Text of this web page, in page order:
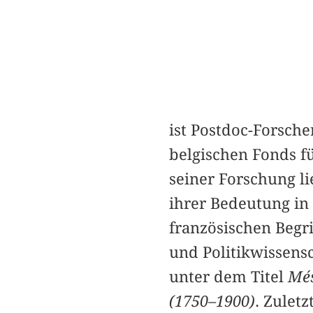
ist Postdoc-
belgischen Fonds
seiner Forschung
ihrer Bedeutung
französischen
und
unter dem Titel
(1750–1900).